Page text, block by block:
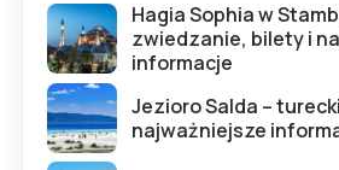
Hagia Sophia w
zwiedzanie, bilety i
informacje
Jezioro Salda –
najważniejsze